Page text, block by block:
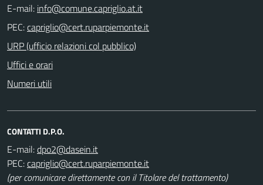
E-mail:
PEC:
URP (ufficio relazioni col pubblico)
Uffici e orari
Numeri utili
CONTATTI D.P.O.
E-mail:
PEC:
(per comunicare direttamente con il Titolare del trattamento)